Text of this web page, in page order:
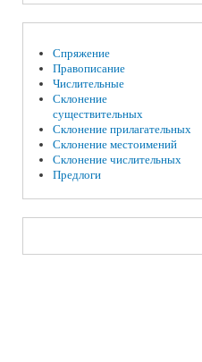
Спряжение
Правописание
Числительные
Склонение
существительных
Склонение прилагательных
Склонение местоимений
Склонение числительных
Предлоги